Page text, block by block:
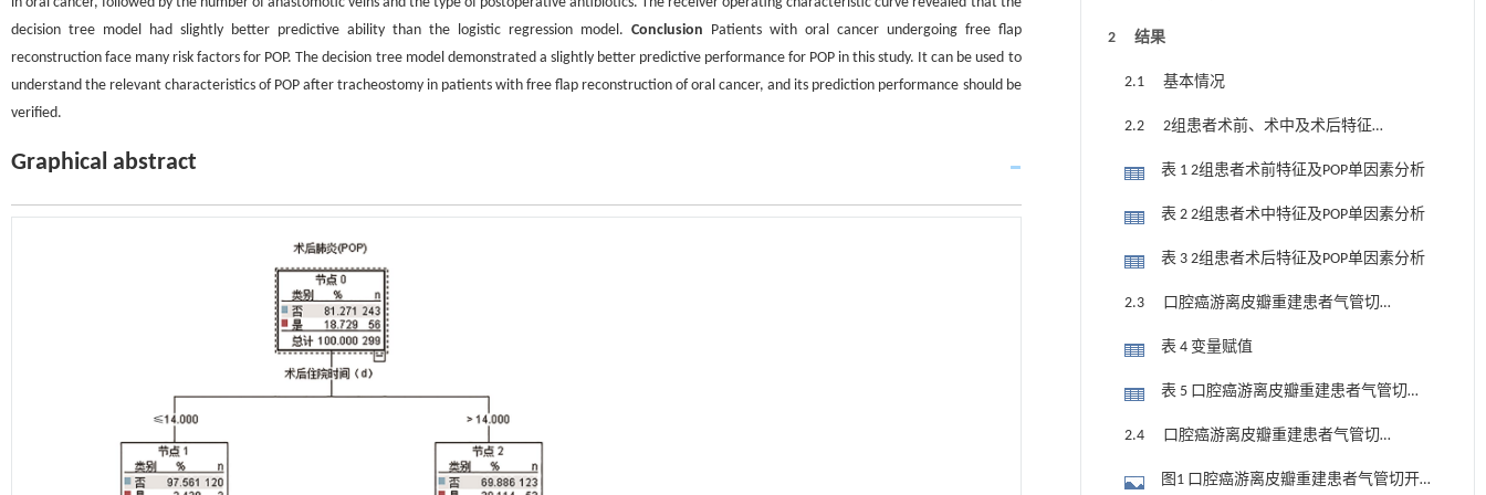
decision tree model had slightly better predictive ability than the logistic regression model. Conclusion Patients with oral cancer undergoing free flap
reconstruction face many risk factors for POP. The decision tree model demonstrated a slightly better predictive performance for POP in this study. It can be used to
understand the relevant characteristics of POP after tracheostomy in patients with free flap reconstruction of oral cancer, and its prediction performance should be
verified.
Graphical abstract
2 结果
2.1 基本情况
2.2 2组患者术前、术中及术后特征差
表 1 2组患者术前特征及POP单因素分析
表 2 2组患者术中特征及POP单因素分析
表 3 2组患者术后特征及POP单因素分析
2.3 口腔癌游离皮瓣重建患者气管切
开后POP的多因素Logistic回归模型
表 4 变量赋值
表 5 口腔癌游离皮瓣重建患者气管切开
后POP的多因素Logistic回归模型
2.4 口腔癌游离皮瓣重建患者气管切
开后POP的决策树模型
图1 口腔癌游离皮瓣重建患者气管切开